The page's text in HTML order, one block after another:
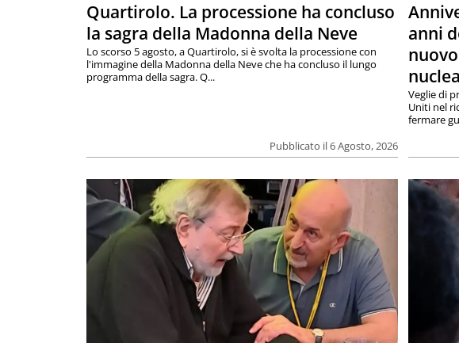
Quartirolo. La processione ha concluso
la sagra della Madonna della Neve
Pubblicato il 6 Agosto, 2026
Lo scorso 5 agosto, a Quartirolo, si è svolta la processione con
l'immagine della Madonna della Neve che ha concluso il lungo
programma della sagra. Q...
anni
Veglie di
Uniti nel
fermare